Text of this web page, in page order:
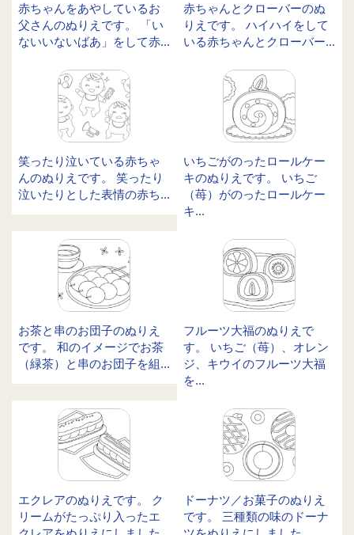
赤ちゃんをあやしているお
父さんのぬりえです。 「い
ないいないばあ」をして赤...
赤ちゃんとクローバーのぬ
りえです。 ハイハイをして
いる赤ちゃんとクローバー...
笑ったり泣いている赤ちゃ
んのぬりえです。 笑ったり
泣いたりとした表情の赤ち...
いちごがのったロールケー
キのぬりえです。 いちご
（苺）がのったロールケー
キ...
お茶と串のお団子のぬりえ
です。 和のイメージでお茶
（緑茶）と串のお団子を組...
フルーツ大福のぬりえで
す。 いちご（苺）、オレン
ジ、キウイのフルーツ大福
を...
エクレアのぬりえです。 ク
リームがたっぷり入ったエ
ドーナツ／お菓子のぬりえ
です。 三種類の味のドーナ